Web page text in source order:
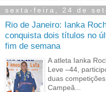
sexta-feira, 24 de
Rio de Janeiro: Ianka
conquista dois títulos no
fim de semana
A atleta Ianka
Leve –44,
duas
Campeã...